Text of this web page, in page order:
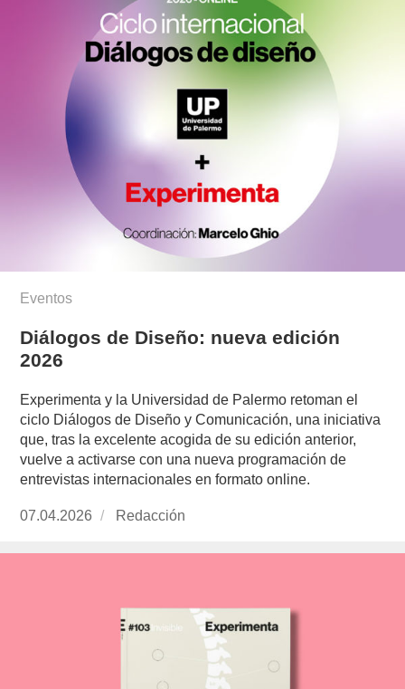
Eventos
Diálogos de Diseño: nueva edición
2026
Experimenta y la Universidad de Palermo retoman el
ciclo Diálogos de Diseño y Comunicación, una iniciativa
que, tras la excelente acogida de su edición anterior,
vuelve a activarse con una nueva programación de
entrevistas internacionales en formato online.
Publicado
07.04.2026 https://www.experimenta.es/author/redaccion/
Redacción